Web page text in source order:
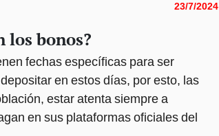
23/7/2024
los bonos?
fechas específicas para ser
en estos días, por esto, las
estar atenta siempre a
en sus plataformas oficiales del